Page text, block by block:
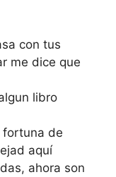
con tus
me dice que
libro
fortuna de
aquí
ahora son